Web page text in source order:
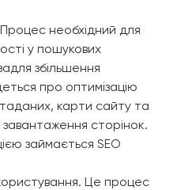
необхідний для
у пошукових
збільшення
про оптимізацію
карти сайту та
сторінок.
займається SEO
Це процес